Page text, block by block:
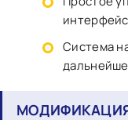
Система